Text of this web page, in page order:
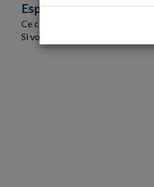
Espace réservé
Ce contenu est réservé aux Clients
Si vous êtes client,